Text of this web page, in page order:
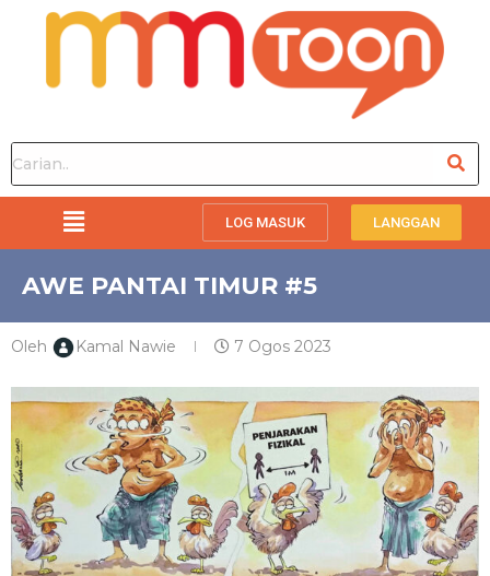
LOG MASUK LANGGAN
AWE PANTAI TIMUR #5
Oleh Kamal Nawie 7 Ogos 2023